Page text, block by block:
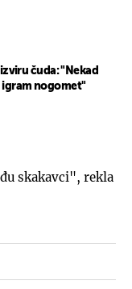
čuda: "Nekad
igram nogomet"
skakavci", rekla